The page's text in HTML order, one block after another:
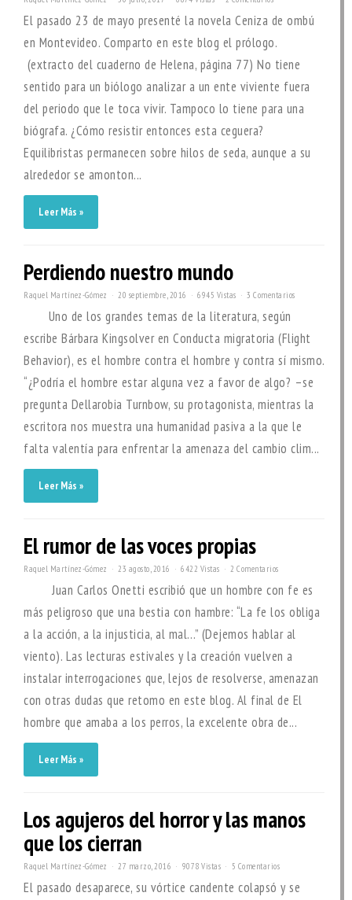
El pasado 23 de mayo presenté la novela Ceniza de ombú
en Montevideo. Comparto en este blog el prólogo.
(extracto del cuaderno de Helena, página 77) No tiene
sentido para un biólogo analizar a un ente viviente fuera
del periodo que le toca vivir. Tampoco lo tiene para una
biógrafa. ¿Cómo resistir entonces esta ceguera?
Equilibristas permanecen sobre hilos de seda, aunque a su
alrededor se amonton...
Leer Más »
Perdiendo nuestro mundo
Raquel Martínez-Gómez 20 septiembre, 2016 6945 Vistas 3 Comentarios
Uno de los grandes temas de la literatura, según
escribe Bárbara Kingsolver en Conducta migratoria (Flight
Behavior), es el hombre contra el hombre y contra sí mismo.
“¿Podría el hombre estar alguna vez a favor de algo? –se
pregunta Dellarobia Turnbow, su protagonista, mientras la
escritora nos muestra una humanidad pasiva a la que le
falta valentía para enfrentar la amenaza del cambio clim...
Leer Más »
El rumor de las voces propias
Raquel Martínez-Gómez 23 agosto, 2016 6422 Vistas 2 Comentarios
Juan Carlos Onetti escribió que un hombre con fe es
más peligroso que una bestia con hambre: “La fe los obliga
a la acción, a la injusticia, al mal…” (Dejemos hablar al
viento). Las lecturas estivales y la creación vuelven a
instalar interrogaciones que, lejos de resolverse, amenazan
con otras dudas que retomo en este blog. Al final de El
hombre que amaba a los perros, la excelente obra de...
Leer Más »
Los agujeros del horror y las manos
que los cierran
Raquel Martínez-Gómez 27 marzo, 2016 9078 Vistas 5 Comentarios
El pasado desaparece, su vórtice candente colapsó y se